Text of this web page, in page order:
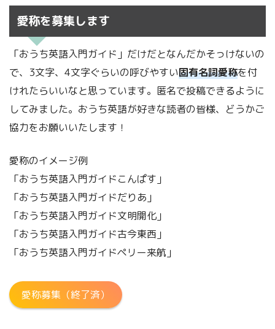
愛称を募集します
「おうち英語入門ガイド」だけだとなんだかそっけないの
で、3文字、4文字ぐらいの呼びやすい固有名詞愛称を付
けれたらいいなと思っています。匿名で投稿できるように
してみました。おうち英語が好きな読者の皆様、どうかご
協力をお願いいたします！
愛称のイメージ例
「おうち英語入門ガイドこんぱす」
「おうち英語入門ガイドだりあ」
「おうち英語入門ガイド文明開化」
「おうち英語入門ガイド古今東西」
「おうち英語入門ガイドペリー来航」
愛称募集（終了済）